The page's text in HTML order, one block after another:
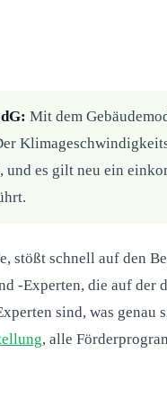
Mit dem
es gilt neu ein
stößt schnell auf
-Experten, die auf
sind, was
, alle